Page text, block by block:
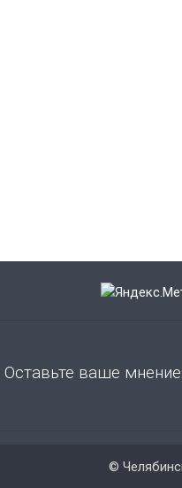
Оставьте ваше мнение
©